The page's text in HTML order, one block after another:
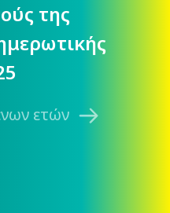
της
ετών